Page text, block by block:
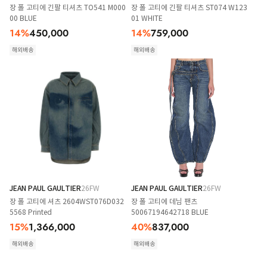
장 폴 고티에 긴팔 티셔츠 TO541 M000
00 BLUE
14%450,000
해외배송
장 폴 고티에 긴팔 티셔츠 ST074 W123
01 WHITE
14%759,000
해외배송
JEAN PAUL GAULTIER26FW
장 폴 고티에 셔츠 2604WST076D032
5568 Printed
15%1,366,000
해외배송
JEAN PAUL GAULTIER26FW
장 폴 고티에 데님 팬츠
50067194642718 BLUE
40%837,000
해외배송